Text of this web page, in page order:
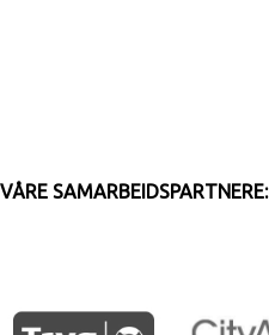
VÅRE SAMARBEIDSPARTNERE: